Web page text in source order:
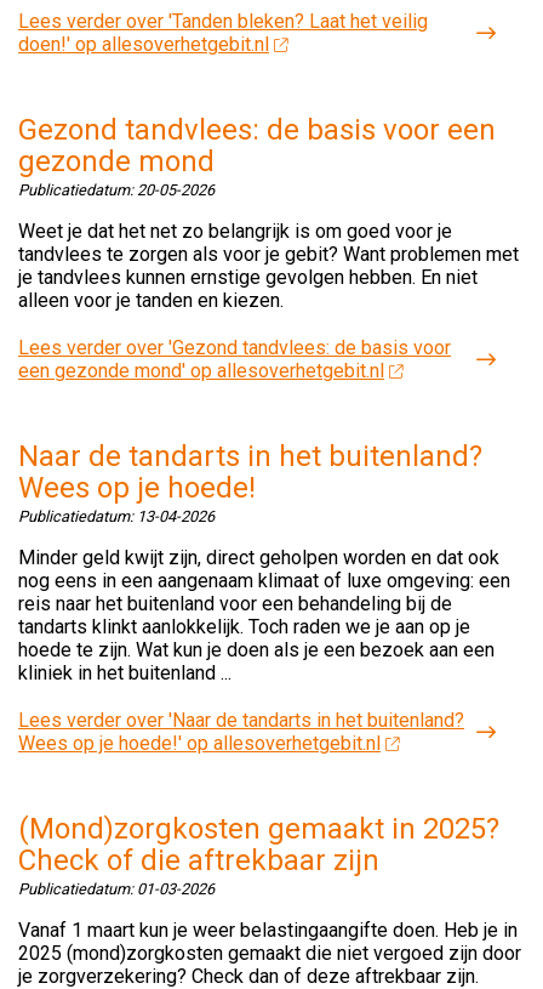
Lees verder over 'Tanden bleken? Laat het veilig
doen!' op allesoverhetgebit.nl
Gezond tandvlees: de basis voor een
gezonde mond
Publicatiedatum: 20-05-2026
Weet je dat het net zo belangrijk is om goed voor je
tandvlees te zorgen als voor je gebit? Want problemen met
je tandvlees kunnen ernstige gevolgen hebben. En niet
alleen voor je tanden en kiezen.
Lees verder over 'Gezond tandvlees: de basis voor
een gezonde mond' op allesoverhetgebit.nl
Naar de tandarts in het buitenland?
Wees op je hoede!
Publicatiedatum: 13-04-2026
Minder geld kwijt zijn, direct geholpen worden en dat ook
nog eens in een aangenaam klimaat of luxe omgeving: een
reis naar het buitenland voor een behandeling bij de
tandarts klinkt aanlokkelijk. Toch raden we je aan op je
hoede te zijn. Wat kun je doen als je een bezoek aan een
kliniek in het buitenland ...
Lees verder over 'Naar de tandarts in het buitenland?
Wees op je hoede!' op allesoverhetgebit.nl
(Mond)zorgkosten gemaakt in 2025?
Check of die aftrekbaar zijn
Publicatiedatum: 01-03-2026
Vanaf 1 maart kun je weer belastingaangifte doen. Heb je in
2025 (mond)zorgkosten gemaakt die niet vergoed zijn door
je zorgverzekering? Check dan of deze aftrekbaar zijn.